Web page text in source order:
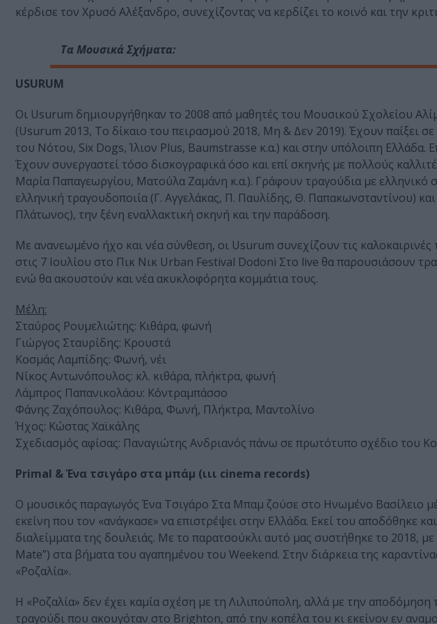
κέρδισε τον Χρυσό Αλέξανδρο, συνεχίζοντας να κερδίζει το κοινό και την
Τα Μουσικά Σχήματα:
USURUM
Οι Usurum δημιουργήθηκαν το 2008 από μαθητές του Μουσικού Σχολείου
(Usurum 2013, Το δίκαιο του πειρασμού 2018, Μη & Δεν 2019). Έχουν παίξει
του Νότου, Six Dogs, Ίλιον Plus, Baumstrasse κ.α.) και στην υπόλοιπη Ελλάδα.
Έχουν συνεργαστεί τόσο δισκογραφικά όσο και επί σκηνής με πολλούς
Μαρία Παπαγεωργίου, Ματούλα Ζαμάνη κ.α.). Γράφουν τραγούδια με ελληνικό
ελληνική τραγουδοποιία (Γ. Αγγελάκας, Π. Παυλίδης, Θ. Παπακωνσταντίνου)
Πλάτωνος), την ξένη εναλλακτική σκηνή και την παράδοση.
Με ανανεωμένο ήχο και νέα σύνθεση, οι Usurum συνεχίζουν τις
στις 7 Ιουλίου στο Πικ Νικ Urban Festival Dodoni Στο live θα παρουσιάσουν
ενώ θα ακουστούν και νέα ακυκλοφόρητα κομμάτια τους.
Μέλη:
Σταύρος Ρουμελιώτης: Κιθάρα, φωνή
Γιώργος Σταυρίδης: Κρουστά
Κοσμάς Λαμπίδης: Φωνή, νέι
Νίκος Αντωνόπουλος: κλ. κιθάρα, πλήκτρα, φωνή
Λάμπρος Παπανικολάου: Κόντραμπάσσο
Φάνης Ζαχόπουλος: Κιθάρα, Φωνή, Πλήκτρα, Μαντολίνο
Ήχος: Κώστας Χαϊκάλης
Σχεδιασμός αφίσας: Παναγιώτης Ανδριανός πάνω σε πρωτότυπο σχέδιο του
Primal & Ένα τσιγάρο στα μπάμ (ιιι cinema records)
Ο μουσικός παραγωγός Ένα Τσιγάρο Στα Μπαμ ζούσε στο Ηνωμένο Βασίλειο
εκείνη που τον «ανάγκασε» να επιστρέψει στην Ελλάδα. Εκεί του αποδόθηκε
διαλείμματα της δουλειάς. Με το παρατσούκλι αυτό μας συστήθηκε το 2018,
Mate”) στα βήματα του αγαπημένου του Weekend. Στην διάρκεια της
«Ροζαλία».
Η «Ροζαλία» δεν έχει καμία σχέση με τη Λιλιπούπολη, αλλά με την αποδόμηση
τραγούδι που ακουγόταν στο Brighton, από την κοπέλα του κι εκείνον εν